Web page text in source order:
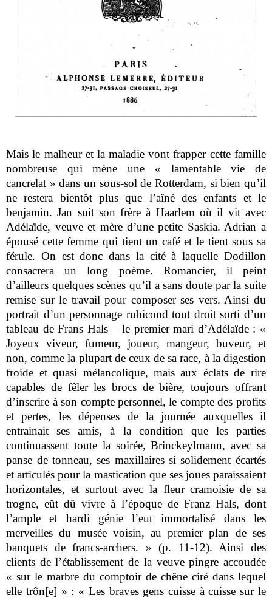
Mais le malheur et la maladie vont frapper cette famille
nombreuse qui mène une « lamentable vie de
cancrelat » dans un sous-sol de Rotterdam, si bien qu’il
ne restera bientôt plus que l’aîné des enfants et le
benjamin. Jan suit son frère à Haarlem où il vit avec
Adélaïde, veuve et mère d’une petite Saskia. Adrian a
épousé cette femme qui tient un café et le tient sous sa
férule. On est donc dans la cité à laquelle Dodillon
consacrera un long poème. Romancier, il peint
d’ailleurs quelques scènes qu’il a sans doute par la suite
remise sur le travail pour composer ses vers. Ainsi du
portrait d’un personnage rubicond tout droit sorti d’un
tableau de Frans Hals – le premier mari d’Adélaïde : «
Joyeux viveur, fumeur, joueur, mangeur, buveur, et
non, comme la plupart de ceux de sa race, à la digestion
froide et quasi mélancolique, mais aux éclats de rire
capables de fêler les brocs de bière, toujours offrant
d’inscrire à son compte personnel, le compte des profits
et pertes, les dépenses de la journée auxquelles il
entrainait ses amis, à la condition que les parties
continuassent toute la soirée, Brinckeylmann, avec sa
panse de tonneau, ses maxillaires si solidement écartés
et articulés pour la mastication que ses joues paraissaient
horizontales, et surtout avec la fleur cramoisie de sa
trogne, eût dû vivre à l’époque de Franz Hals, dont
l’ample et hardi génie l’eut immortalisé dans les
merveilles du musée voisin, au premier plan de ses
banquets de francs-archers. » (p. 11-12). Ainsi des
clients de l’établissement de la veuve pingre accoudée
« sur le marbre du comptoir de chêne ciré dans lequel
elle trôn[e] » : « Les braves gens cuisse à cuisse sur le